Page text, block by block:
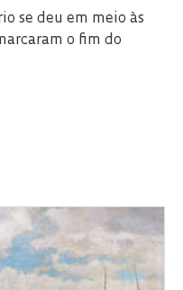
se deu em meio às
o fim do